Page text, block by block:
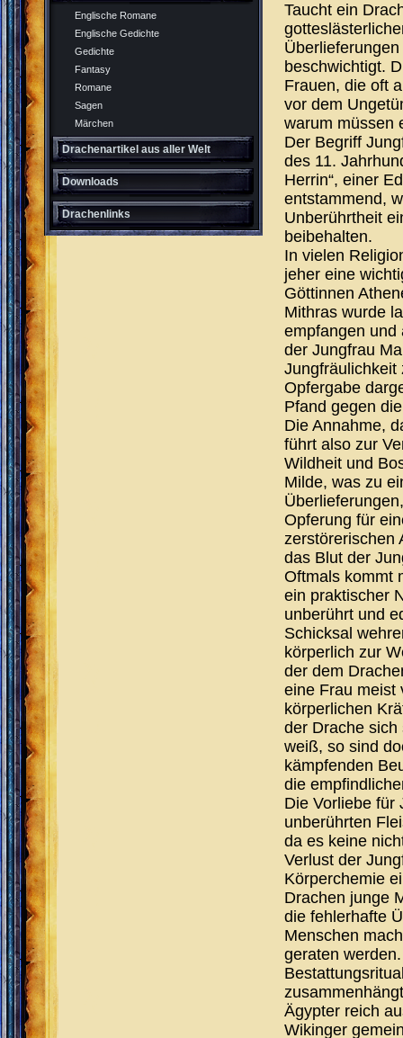
Englische Romane
Englische Gedichte
Gedichte
Fantasy
Romane
Sagen
Märchen
Drachenartikel aus aller Welt
Downloads
Drachenlinks
Taucht ein
beschwichtigt.
Frauen, die oft
vor dem
warum müssen
Der Begriff
des 11.
Herrin“, einer
entstammend,
Unberührtheit
beibehalten.
In vielen
jeher eine
Göttinnen
Mithras wurde
empfangen und
der Jungfrau
Jungfräulichkeit
Opfergabe
Pfand gegen
Die Annahme,
führt also zur
Wildheit und
Milde, was zu
Opferung für
zerstörerischen
das Blut der
Oftmals kommt
ein praktischer
unberührt und
Schicksal
körperlich zur
der dem
eine Frau meist
körperlichen
der Drache
weiß, so sind
kämpfenden
die
Die Vorliebe für
unberührten
da es keine
Verlust der
Körperchemie
Drachen junge
die fehlerhafte
Menschen
geraten
Ägypter reich
Wikinger